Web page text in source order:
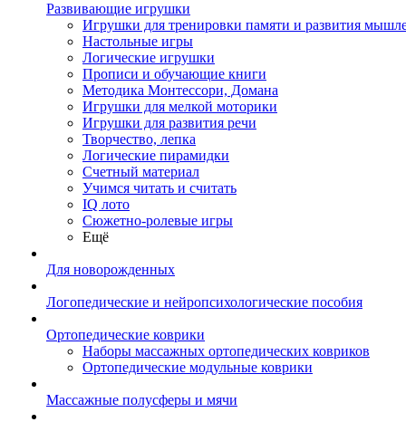
Развивающие игрушки
Игрушки для тренировки памяти и развития
Настольные игры
Логические игрушки
Прописи и обучающие книги
Методика Монтессори, Домана
Игрушки для мелкой моторики
Игрушки для развития речи
Творчество, лепка
Логические пирамидки
Счетный материал
Учимся читать и считать
IQ лото
Сюжетно-ролевые игры
Ещё
Для новорожденных
Логопедические и нейропсихологические пособия
Ортопедические коврики
Наборы массажных ортопедических ковриков
Ортопедические модульные коврики
Массажные полусферы и мячи